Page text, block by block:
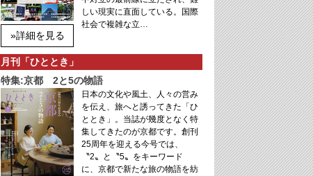
»詳細を見る
しい現実に直面している。国際
社会で複雑な立…
月刊「ひととき」
特集:京都 2と5の物語
日本の文化や風土、人々の営み
を伝え、旅へと誘ってきた「ひ
ととき」。当誌が幾度となく特
集してきたのが京都です。創刊
25周年を迎える今号では、
〝2〟と〝5〟をキーワード
に、京都で新たな旅の物語を紡